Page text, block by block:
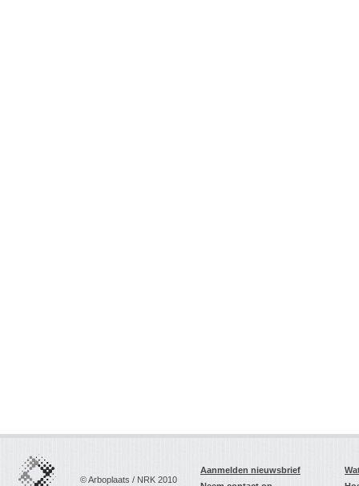
© Arboplaats / NRK 2010
Aanmelden nieuwsbrief